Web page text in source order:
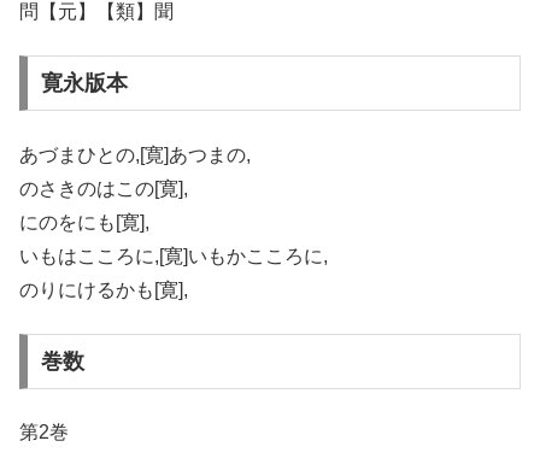
問【元】【類】聞
寛永版本
あづまひとの,[寛]あつまの,
のさきのはこの[寛],
にのをにも[寛],
いもはこころに,[寛]いもかこころに,
のりにけるかも[寛],
巻数
第2巻